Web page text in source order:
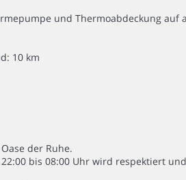
und Thermoabdeckung
10 km
der Ruhe.
bis 08:00 Uhr wird respektiert